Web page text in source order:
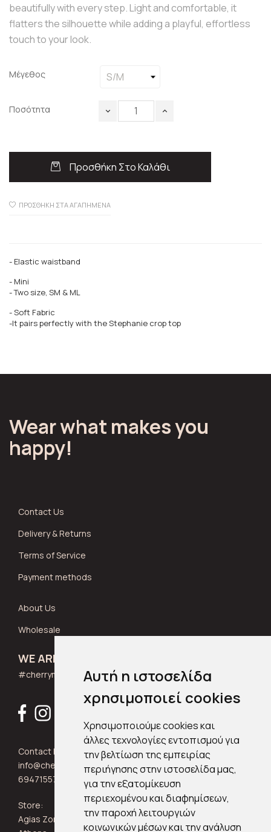
Αυτή η ιστοσελίδα
χρησιμοποιεί cookies
Χρησιμοποιούμε cookies και
άλλες τεχνολογίες εντοπισμού για
την βελτίωση της εμπειρίας
περιήγησης στην ιστοσελίδα μας,
για την εξατομίκευση
περιεχομένου και διαφημίσεων,
την παροχή λειτουργιών
κοινωνικών μέσων και την ανάλυση
beautifully with every step. Light and comfortable, it
flatters the silhouette while adding a playful, effortless
touch to your look.
Μέγεθος
Ποσότητα
Προσθήκη Στο Καλάθι
ΠΡΟΣΘΉΚΗ ΣΤΑ ΑΓΑΠΗΜΈΝΑ
- Elastic waistband
- Mini
- Two size, SM & ML
- Soft Fabric
-It pairs perfectly with the Stephanie crop top
Wear what makes you
happy!
Contact Us
Delivery & Returns
Terms of Service
Payment methods
About Us
Wholesale
WE ARE SOCIAL
#cherrymuse_wear
Contact Info:
info@cherrymuse.com
6947155705
Store:
Agias Zonis 24, Kypseli 11361